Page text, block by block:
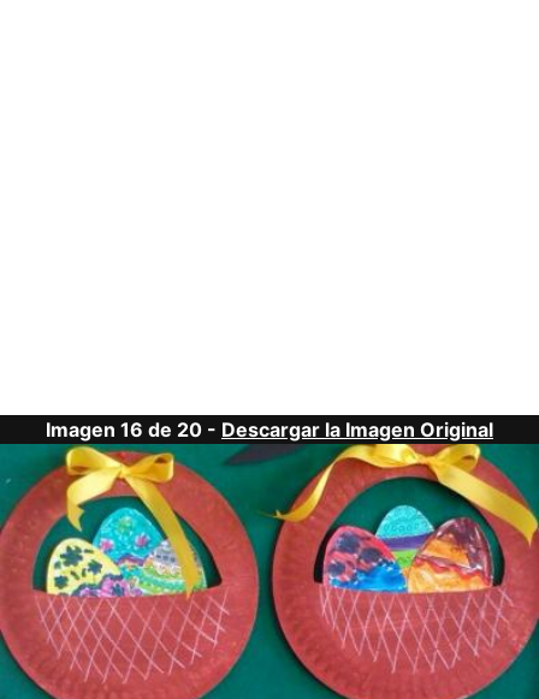
Imagen 16 de 20 - Descargar la Imagen Original